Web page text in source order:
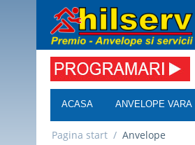
ACASA ANVELOPE VARA
Pagina start / Anvelope